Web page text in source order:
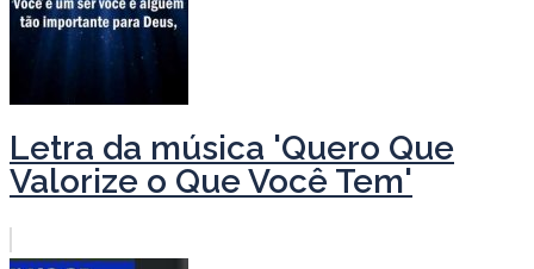
Letra da música 'Quero Que
Valorize o Que Você Tem'